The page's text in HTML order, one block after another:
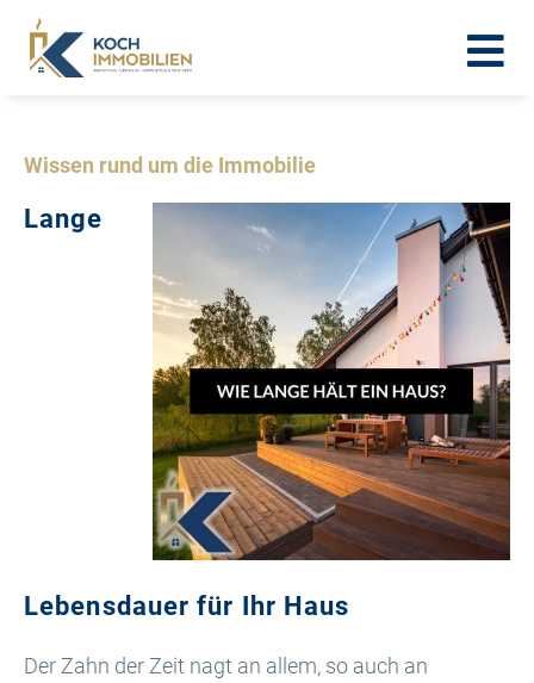
Wissen rund um die Immobilie
Lange
Lebensdauer für Ihr Haus
Der Zahn der Zeit nagt an allem, so auch an